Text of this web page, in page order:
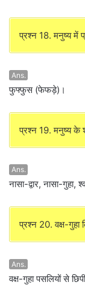
प्रश्न 18. मनुष्य में
Ans.
फुफ्फुस (फेफड़े)।
प्रश्न 19. मनुष्य के
Ans.
नासा-द्वार, नासा-
प्रश्न 20. वक्ष-गुहा
Ans.
वक्ष-गुहा पसलियों से